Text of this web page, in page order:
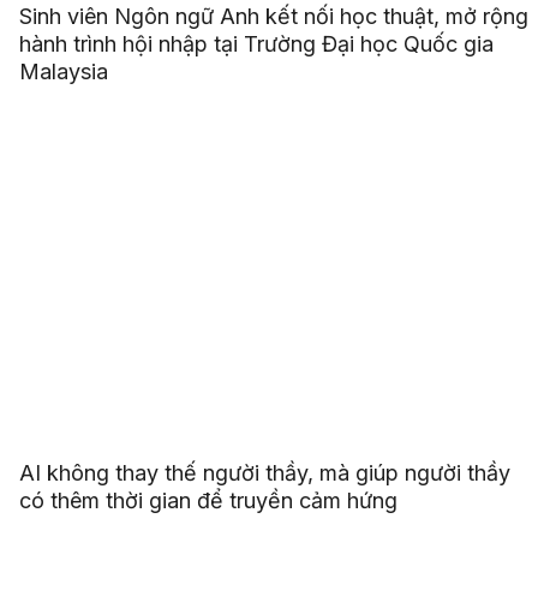
Sinh viên Ngôn ngữ Anh kết nối học thuật, mở rộng
hành trình hội nhập tại Trường Đại học Quốc gia
Malaysia
AI không thay thế người thầy, mà giúp người thầy
có thêm thời gian để truyền cảm hứng